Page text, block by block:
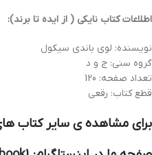
اطلاعات کتاب نایکی ( از ایده تا برند):
نویسنده: لوی باندی سیکول
گروه سنی: ج و د
تعداد صفحه: 120
قطع كتاب: رقعی
برای مشاهده ی سایر کتاب